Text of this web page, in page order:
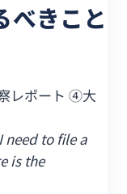
べきこと
レポート ④大
need to file a
is the